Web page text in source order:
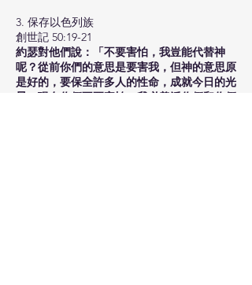
3. 保存以色列族
創世記 50:19-21
約瑟對他們說：「不要害怕，我豈能代替神
呢？從前你們的意思是要害我，但神的意思原
是好的，要保全許多人的性命，成就今日的光
景。現在你們不要害怕，我必養活你們和你們